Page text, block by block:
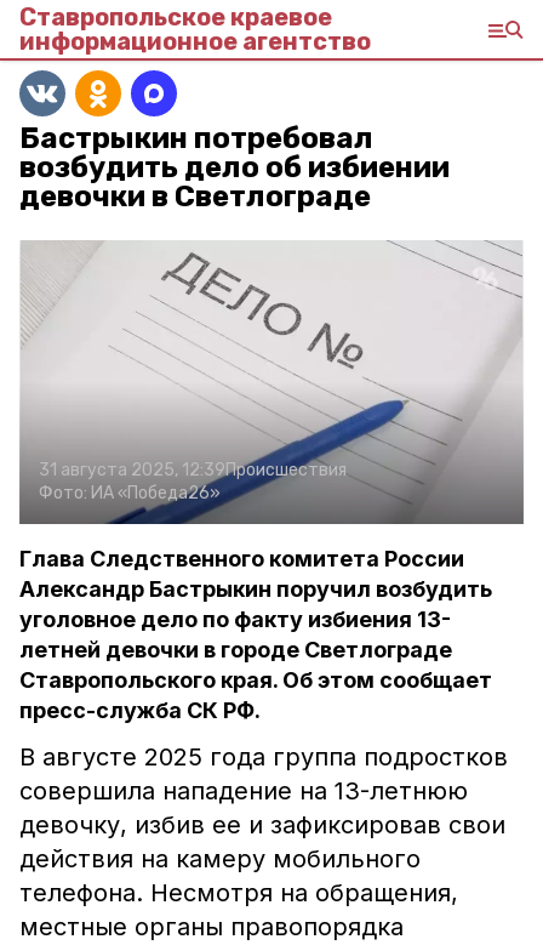
Ставропольское краевое
информационное агентство
Бастрыкин потребовал
возбудить дело об избиении
девочки в Светлограде
31 августа 2025, 12:39Происшествия
Фото: ИА «Победа26»
Глава Следственного комитета России
Александр Бастрыкин поручил возбудить
уголовное дело по факту избиения 13-
летней девочки в городе Светлограде
Ставропольского края. Об этом сообщает
пресс-служба СК РФ.
В августе 2025 года группа подростков
совершила нападение на 13-летнюю
девочку, избив ее и зафиксировав свои
действия на камеру мобильного
телефона. Несмотря на обращения,
местные органы правопорядка